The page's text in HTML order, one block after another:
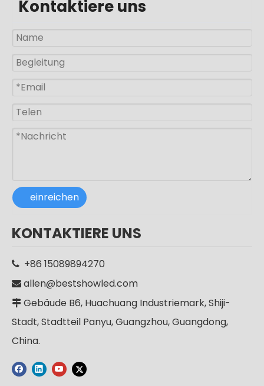
Kontaktiere uns
einreichen
KONTAKTIERE UNS
 +86 15089894270
 allen@bestshowled.com
 Gebäude B6, Huachuang Industriemark, Shiji-
Stadt, Stadtteil Panyu, Guangzhou, Guangdong,
China.